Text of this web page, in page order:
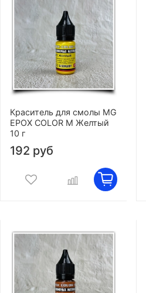
Краситель для смолы MG
EPOX COLOR M Желтый
10 г
192 руб